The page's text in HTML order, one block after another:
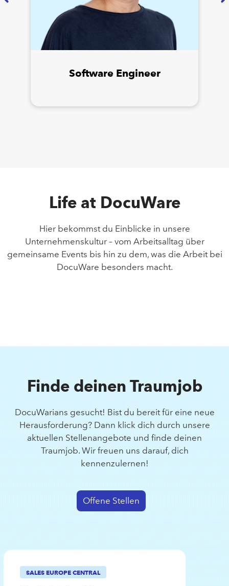
Software Engineer
Life at DocuWare
Hier bekommst du Einblicke in unsere
Unternehmenskultur – vom Arbeitsalltag über
gemeinsame Events bis hin zu dem, was die Arbeit bei
DocuWare besonders macht.
Finde deinen Traumjob
DocuWarians gesucht! Bist du bereit für eine neue
Herausforderung? Dann klick dich durch unsere
aktuellen Stellenangebote und finde deinen
Traumjob. Wir freuen uns darauf, dich
kennenzulernen!
Offene Stellen
SALES EUROPE CENTRAL